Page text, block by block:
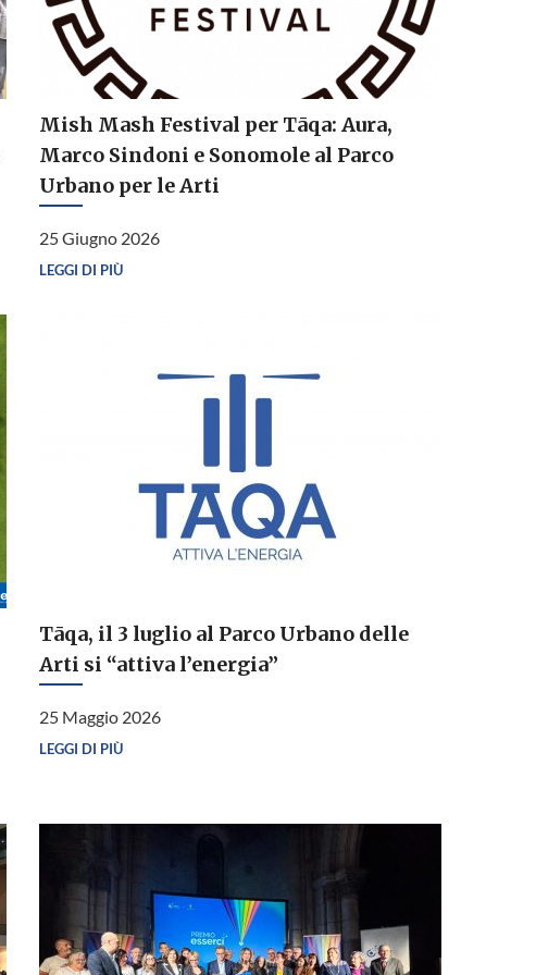
Mish Mash Festival per Tāqa: Aura,
Marco Sindoni e Sonomole al Parco
Urbano per le Arti
25 Giugno 2026
LEGGI DI PIÙ
Tāqa, il 3 luglio al Parco Urbano delle
Arti si “attiva l’energia”
25 Maggio 2026
LEGGI DI PIÙ